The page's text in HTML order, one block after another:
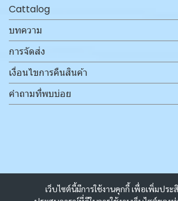
เว็บไซต์นี้มีการใช้งานคุกกี้ เพื่อเพิ่มปร
Cattalog
บทความ
การจัดส่ง
เงื่อนไขการคืนสินค้า
คำถามที่พบบ่อย